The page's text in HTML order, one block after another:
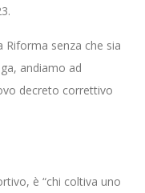
Riforma senza che sia
andiamo ad
decreto correttivo
è “chi coltiva uno